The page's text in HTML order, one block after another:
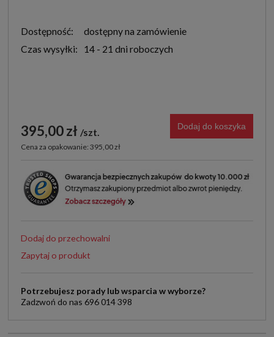
Dostępność:
dostępny na zamówienie
Czas wysyłki:
14 - 21 dni roboczych
395,00 zł szt.
Cena za opakowanie: 395,00 zł
Dodaj do koszyka
Dodaj do przechowalni
Zapytaj o produkt
Potrzebujesz porady lub wsparcia w wyborze?
Zadzwoń do nas 696 014 398